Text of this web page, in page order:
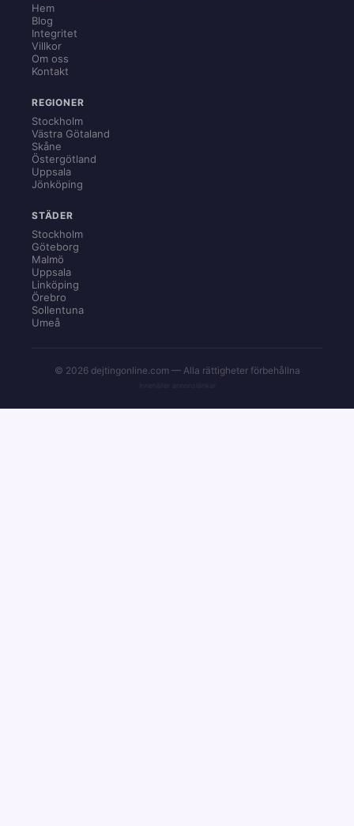
Hem
Blog
Integritet
Villkor
Om oss
Kontakt
REGIONER
Stockholm
Västra Götaland
Skåne
Östergötland
Uppsala
Jönköping
STÄDER
Stockholm
Göteborg
Malmö
Uppsala
Linköping
Örebro
Sollentuna
Umeå
© 2026 dejtingonline.com — Alla rättigheter förbehållna